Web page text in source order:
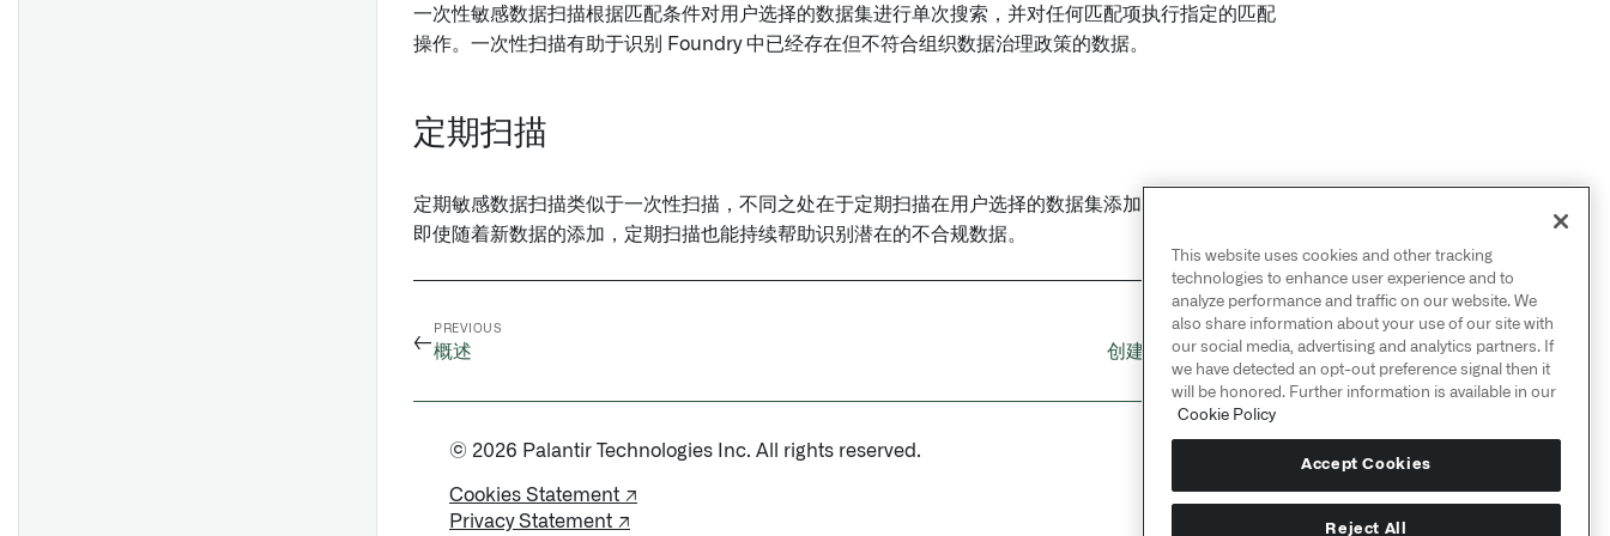
一次性敏感数据扫描根据匹配条件对用户选择的数据集进行单次搜索，并对任何匹配项执行指定的匹配
操作。一次性扫描有助于识别 Foundry 中已经存在但不符合组织数据治理政策的数据。
定期扫描
定期敏感数据扫描类似于一次性扫描，不同之处在于定期扫描在用户选择的数据集添加新数据时进行。
即使随着新数据的添加，定期扫描也能持续帮助识别潜在的不合规数据。
←
PREVIOUS
概述
NEXT
创建敏感数据扫描→
© 2026 Palantir Technologies Inc. All rights reserved.
Cookies Statement ↗
Privacy Statement ↗
This website uses cookies and other tracking
technologies to enhance user experience and to
analyze performance and traffic on our website. We
also share information about your use of our site with
our social media, advertising and analytics partners. If
we have detected an opt-out preference signal then it
will be honored. Further information is available in our
Cookie Policy
Accept Cookies
Reject All